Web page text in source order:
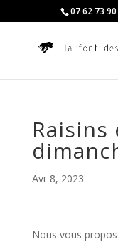
07 62 73 90
Avr 8, 2023
Nous vous